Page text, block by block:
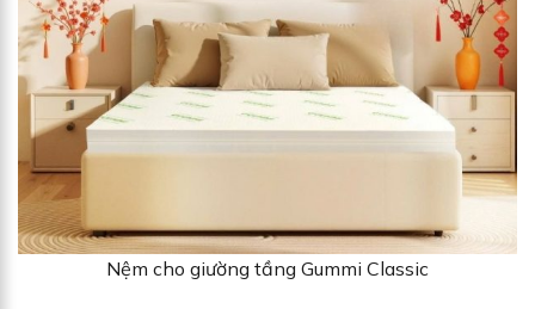
Nệm cho giường tầng Gummi Classic